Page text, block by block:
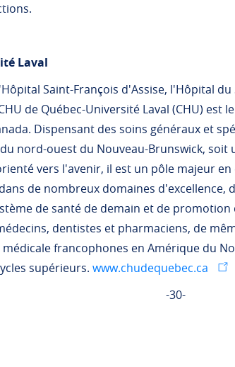
Laval
Saint-François d'Assise, l'Hôpital
de Québec-Université Laval (CHU)
Dispensant des soins généraux et
nord-ouest du Nouveau-Brunswick, soit
vers l'avenir, il est un pôle majeur
de nombreux domaines
de santé de demain et de
dentistes et pharmaciens, de
francophones en Amérique du
supérieurs. www.chudequebec.ca
-30-